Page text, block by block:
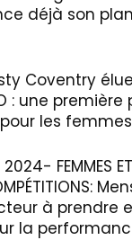
déjà son
Coventry
: une première
les
FEMMES ET
à prendre
la